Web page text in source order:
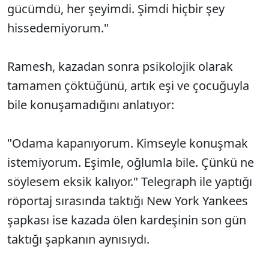
gücümdü, her şeyimdi. Şimdi hiçbir şey
hissedemiyorum."
Ramesh, kazadan sonra psikolojik olarak
tamamen çöktüğünü, artık eşi ve çocuğuyla
bile konuşamadığını anlatıyor:
"Odama kapanıyorum. Kimseyle konuşmak
istemiyorum. Eşimle, oğlumla bile. Çünkü ne
söylesem eksik kalıyor." Telegraph ile yaptığı
röportaj sırasında taktığı New York Yankees
şapkası ise kazada ölen kardeşinin son gün
taktığı şapkanın aynısıydı.